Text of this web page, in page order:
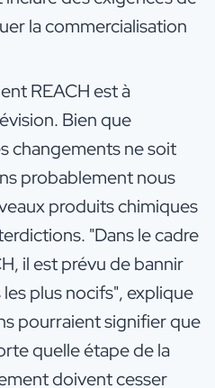
la commercialisation
REACH est à
Bien que
changements ne soit
probablement nous
produits chimiques
"Dans le cadre
il est prévu de bannir
plus nocifs", explique
pourraient signifier que
quelle étape de la
doivent cesser